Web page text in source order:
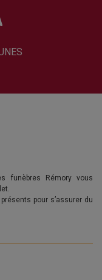
funèbres Rémory vous
pour s’assurer du